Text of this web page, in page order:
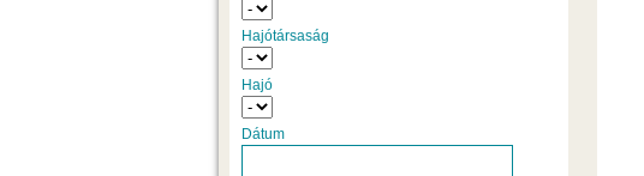
Hajótársaság
Hajó
Dátum